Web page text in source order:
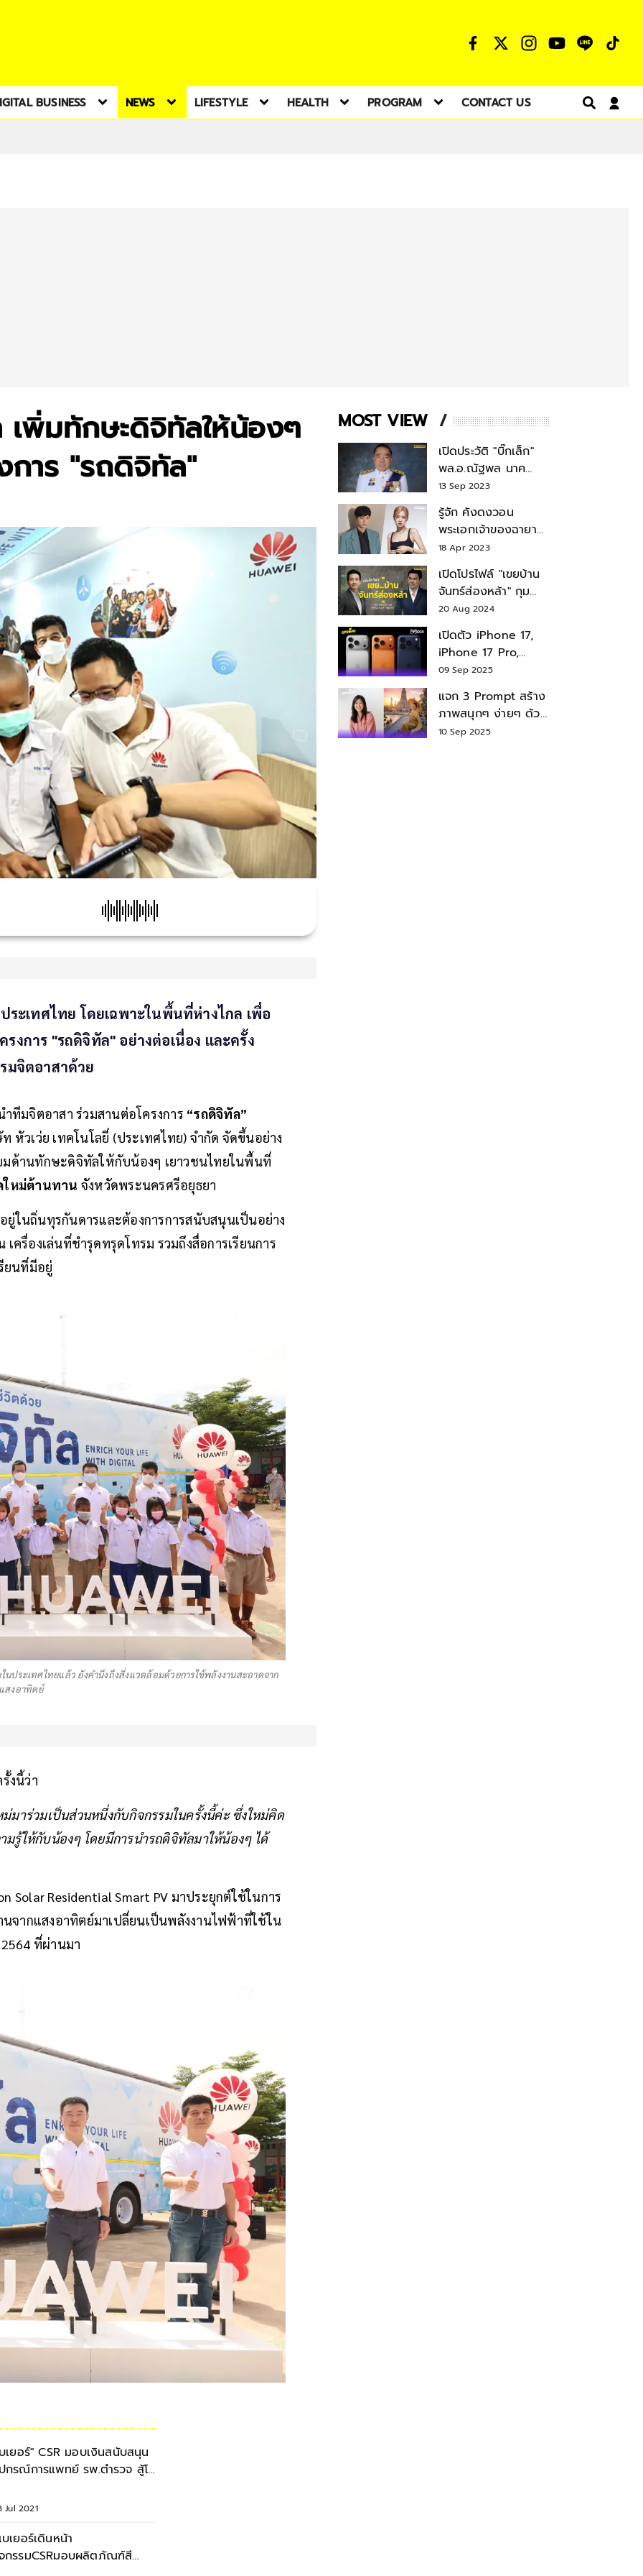
BUSINESS NEWS LIFESTYLE HEALTH PROGRAM CONTACT US
เพิ่มทักษะดิจิทัลให้น้องๆ
การ "รถดิจิทัล"
ะเทศไทย โดยเฉพาะในพื้นที่ห่างไกล เพื่อ
รงการ "รถดิจิทัล" อย่างต่อเนื่อง และครั้ง
มจิตอาสาด้วย
ำทีมจิตอาสา ร่วมสานต่อโครงการ “รถดิจิทัล”
หัวเว่ย เทคโนโลยี่ (ประเทศไทย) จำกัด จัดขึ้นอย่าง
มด้านทักษะดิจิทัลให้กับน้องๆ เยาวชนไทยในพื้นที่
ใหม่ต้านทาน จังหวัดพระนครศรีอยุธยา
อยู่ในถิ่นทุรกันดารและต้องการการสนับสนุนเป็นอย่าง
ครื่องเล่นที่ชำรุดทรุดโทรม รวมถึงสื่อการเรียนการ
ยนที่มีอยู่
ประเทศไทยแล้ว ยังคำนึงถึงสิ่งแวดล้อมด้วยการใช้พลังงานสะอาดจาก
สงอาทิตย์
งนี้ว่า
มาร่วมเป็นส่วนหนึ่งกับกิจกรรมในครั้งนี้ค่ะ ซึ่งใหม่คิด
รู้ให้กับน้องๆ โดยมีการนำรถดิจิทัลมาให้น้องๆ ได้
Solar Residential Smart PV มาประยุกต์ใช้ในการ
จากแสงอาทิตย์มาเปลี่ยนเป็นพลังงานไฟฟ้าที่ใช้ใน
ที่ผ่านมา
เยอร์" CSR มอบเงินสนับสนุน
กรณ์การแพทย์ รพ.ตำรวจ สู้โค
Jul 2021
บเยอร์เดินหน้า
กรรมCSRมอบผลิตภัณฑ์สี
MOST VIEW
เปิดประวัติ "บิ๊กเล็ก"
พล.อ.ณัฐพล นาค
พาณิชย์ จากเลขาฯ
สมช.-เลขาฯ
รมว.กลาโหม
13 Sep 2023
รู้จัก คังดงวอน
พระเอกเจ้าของฉายา
สมบัติแห่งชาติ หลังมี
18 Apr 2023
เปิดโปรไฟล์ "เขยบ้าน
จันทร์ส่องหล้า" กุม
บังเหียนธุรกิจตระกูล
"ชินวัตร"
20 Aug 2024
เปิดตัว iPhone 17,
iPhone 17 Pro,
iPhone 17 Air สเปค
09 Sep 2025
แจก 3 Prompt สร้าง
ภาพสนุกๆ ง่ายๆ ด้วย
Nano Banana ใน
10 Sep 2025